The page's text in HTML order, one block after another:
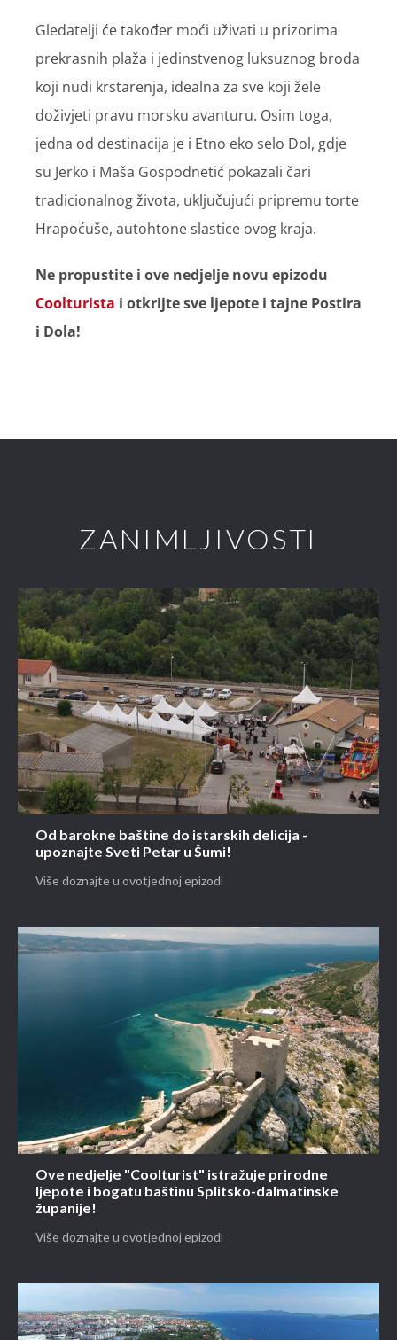
Gledatelji će također moći uživati u prizorima
prekrasnih plaža i jedinstvenog luksuznog broda
koji nudi krstarenja, idealna za sve koji žele
doživjeti pravu morsku avanturu. Osim toga,
jedna od destinacija je i Etno eko selo Dol, gdje
su Jerko i Maša Gospodnetić pokazali čari
tradicionalnog života, uključujući pripremu torte
Hrapoćuše, autohtone slastice ovog kraja.
Ne propustite i ove nedjelje novu epizodu
Coolturista i otkrijte sve ljepote i tajne Postira
i Dola!
ZANIMLJIVOSTI
Od barokne baštine do istarskih delicija -
upoznajte Sveti Petar u Šumi!
Više doznajte u ovotjednoj epizodi
Ove nedjelje "Coolturist" istražuje prirodne
ljepote i bogatu baštinu Splitsko-dalmatinske
županije!
Više doznajte u ovotjednoj epizodi